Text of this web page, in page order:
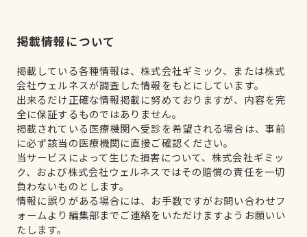
掲載情報について
掲載している各種情報は、株式会社ギミック、または株式
会社ウェルネスが調査した情報をもとにしています。
出来るだけ正確な情報掲載に努めておりますが、内容を完
全に保証するものではありません。
掲載されている医療機関へ受診を希望される場合は、事前
に必ず該当の医療機関に直接ご確認ください。
当サービスによって生じた損害について、株式会社ギミッ
ク、および株式会社ウェルネスではその賠償の責任を一切
負わないものとします。
情報に誤りがある場合には、お手数ですがお問い合わせフ
ォームより編集部までご連絡をいただけますようお願いい
たします。